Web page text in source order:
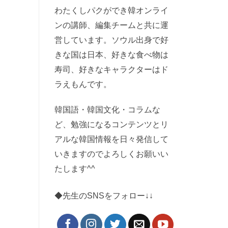
わたくしパクができ韓オンライ
ンの講師、編集チームと共に運
営しています。ソウル出身で好
きな国は日本、好きな食べ物は
寿司、好きなキャラクターはド
ラえもんです。
韓国語・韓国文化・コラムな
ど、勉強になるコンテンツとリ
アルな韓国情報を日々発信して
いきますのでよろしくお願いい
たします^^
◆先生のSNSをフォロー↓↓